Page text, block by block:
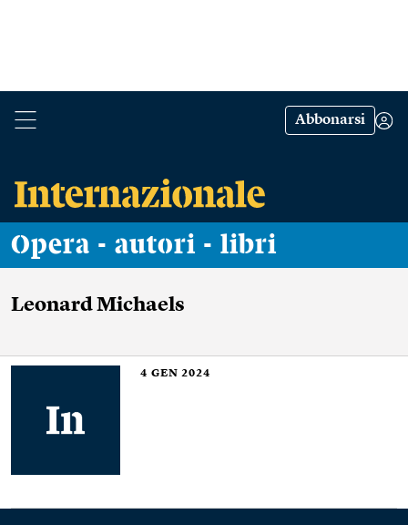
Abbonarsi
Opera - autori - libri
Leonard Michaels
4 GEN 2024